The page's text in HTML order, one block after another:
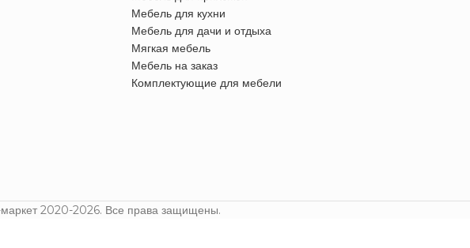
Мебель для кухни
Мебель для дачи и отдыха
Мягкая мебель
Мебель на заказ
Комплектующие для мебели
2020-2026. Все права защищены.